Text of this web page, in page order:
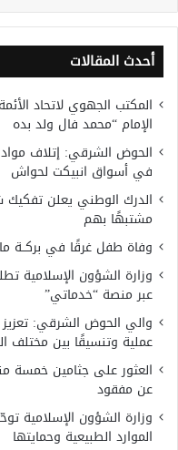
أحدث المقالات
المكتب الجهوي لاتحاد
الإمام “محمد فال ولد بده
الحوض الشرقي: إتلاف
في أسواق انبيكت لحواش
مشتبهًا بهم
وفاة طفل غرقًا في بركــة
وزارة الشؤون الإسلامية
عبر منصة “خدماتي”
والي الحوض الشرقي:
عملية وتنسيقًا بين مختلف
العثور على جثامين خمسة
عن مفقود
وزارة الشؤون الإسلامية
الموارد الطبيعية وحمايتها